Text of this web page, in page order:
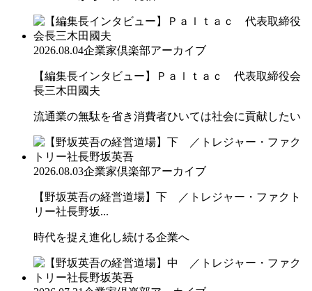
2026.08.04企業家倶楽部アーカイブ
【編集長インタビュー】Ｐａｌｔａｃ 代表取締役会
長三木田國夫
流通業の無駄を省き消費者ひいては社会に貢献したい
2026.08.03企業家倶楽部アーカイブ
【野坂英吾の経営道場】下 ／トレジャー・ファクト
リー社長野坂...
時代を捉え進化し続ける企業へ